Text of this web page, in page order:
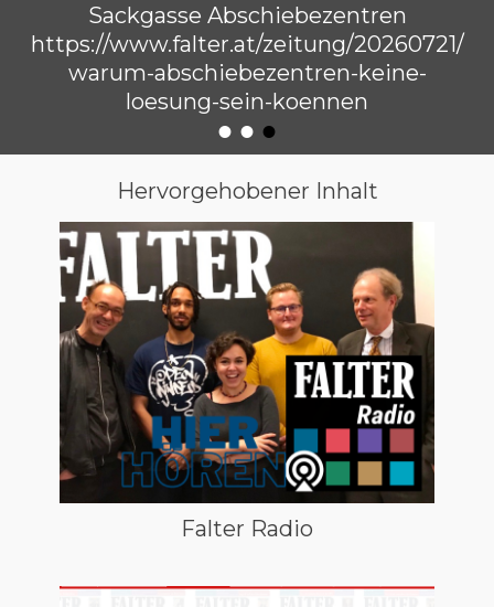
•••
Sackgasse Abschiebezentren
https://www.falter.at/zeitung/20260721/
warum-abschiebezentren-keine-
loesung-sein-koennen
Raimund Löw
Hervorgehobener Inhalt
Falter Radio